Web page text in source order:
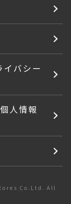
バシー
人情報
Co.Ltd. All